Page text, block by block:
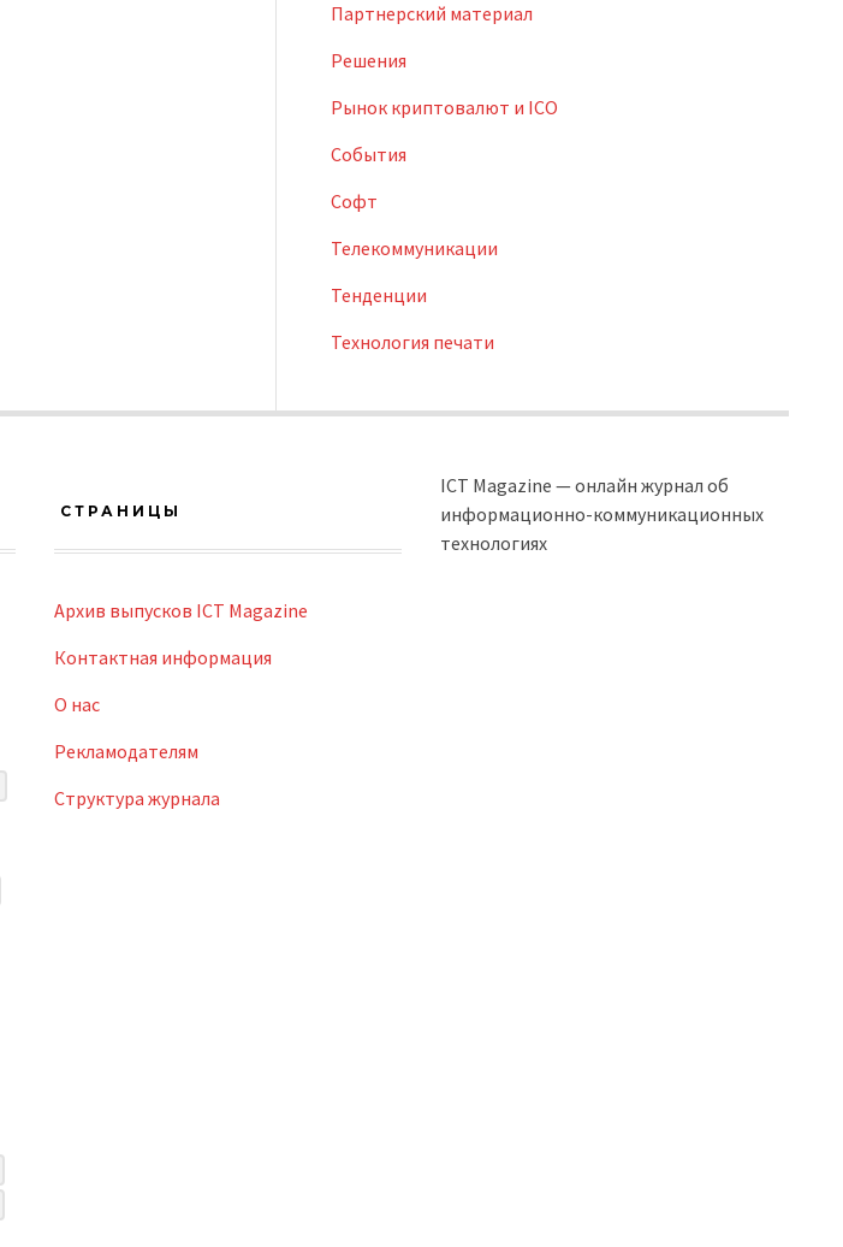
Партнерский материал
Решения
Рынок криптовалют и ICO
События
Софт
Телекоммуникации
Тенденции
Технология печати
СТРАНИЦЫ
Архив выпусков ICT Magazine
Контактная информация
О нас
Рекламодателям
Структура журнала
ICT Magazine — онлайн журнал об
информационно-коммуникационных
технологиях